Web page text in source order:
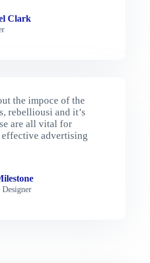
Clark
the impoce of the
rebelliousi and it’s
are all vital for
advertising